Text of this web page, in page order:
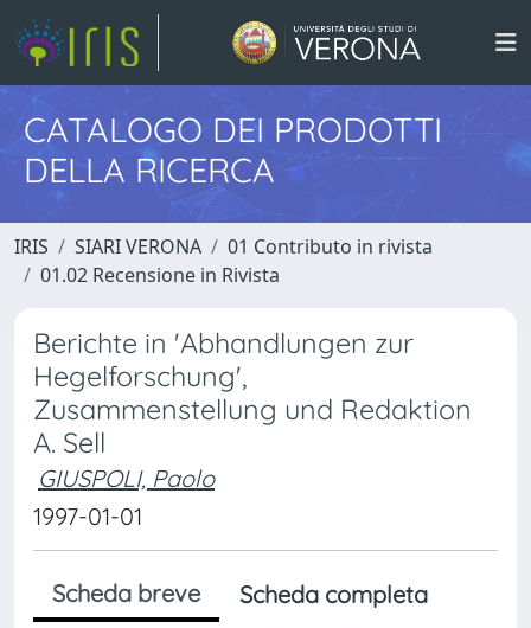
CATALOGO DEI PRODOTTI
DELLA RICERCA
IRIS SIARI VERONA
01 Contributo in rivista
01.02 Recensione in Rivista
Berichte in 'Abhandlungen zur
Hegelforschung',
Zusammenstellung und Redaktion
A. Sell
GIUSPOLI, Paolo
1997-01-01
Scheda breve
Scheda completa